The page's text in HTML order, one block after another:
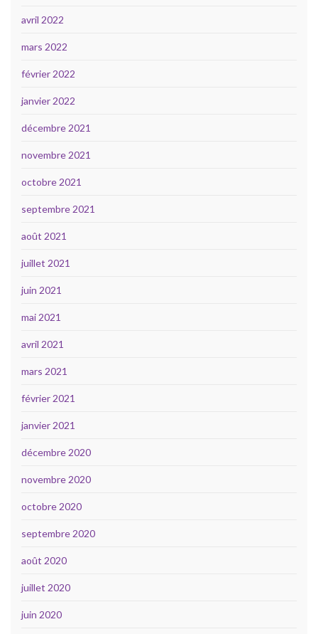
avril 2022
mars 2022
février 2022
janvier 2022
décembre 2021
novembre 2021
octobre 2021
septembre 2021
août 2021
juillet 2021
juin 2021
mai 2021
avril 2021
mars 2021
février 2021
janvier 2021
décembre 2020
novembre 2020
octobre 2020
septembre 2020
août 2020
juillet 2020
juin 2020